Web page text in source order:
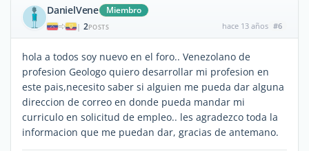
DanielVene Miembro
| 2POSTS hace 13 años #6
hola a todos soy nuevo en el foro.. Venezolano de
profesion Geologo quiero desarrollar mi profesion en
este pais,necesito saber si alguien me pueda dar alguna
direccion de correo en donde pueda mandar mi
curriculo en solicitud de empleo.. les agradezco toda la
informacion que me puedan dar, gracias de antemano.